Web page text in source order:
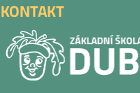
KONTAKT